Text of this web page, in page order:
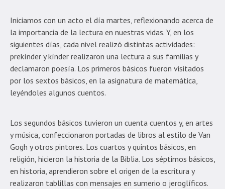
Iniciamos con un acto el día martes, reflexionando acerca de
la importancia de la lectura en nuestras vidas. Y, en los
siguientes días, cada nivel realizó distintas actividades:
prekínder y kínder realizaron una lectura a sus familias y
declamaron poesía. Los primeros básicos fueron visitados
por los sextos básicos, en la asignatura de matemática,
leyéndoles algunos cuentos.
Los segundos básicos tuvieron un cuenta cuentos y, en artes
y música, confeccionaron portadas de libros al estilo de Van
Gogh y otros pintores. Los cuartos y quintos básicos, en
religión, hicieron la historia de la Biblia. Los séptimos básicos,
en historia, aprendieron sobre el origen de la escritura y
realizaron tablillas con mensajes en sumerio o jeroglíficos.